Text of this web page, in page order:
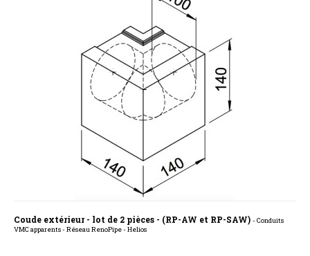
Coude extérieur - lot de 2 pièces - (RP-AW et RP-SAW) - Conduits
VMC apparents - Réseau RenoPipe - Helios